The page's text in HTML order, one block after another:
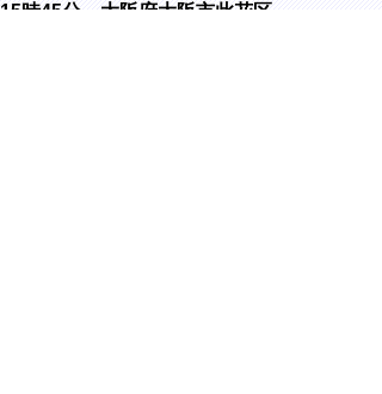
15時45分 大阪府大阪市此花区